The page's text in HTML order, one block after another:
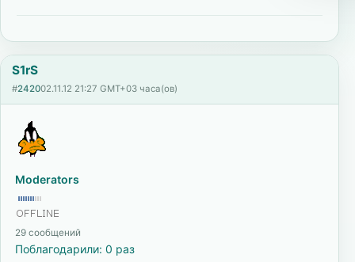
S1rS
#242002.11.12 21:27 GMT+03 часа(ов)
Moderators
29 сообщений
Поблагодарили: 0 раз